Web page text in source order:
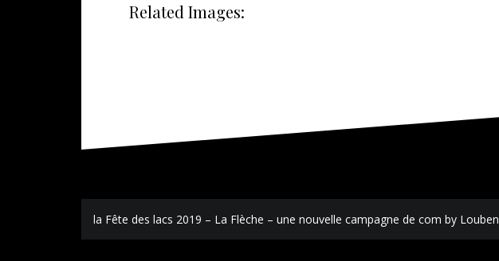
Related Images:
Navigation
de
l’article
la Fête des lacs 2019 – La Flèche – une nouvelle campagne de com by Louben